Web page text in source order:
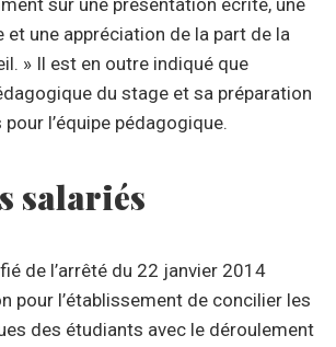
sur une présentation écrite, une
et une appréciation de la part de la
» Il est en outre indiqué que
du stage et sa préparation
l’équipe pédagogique.
salariés
de l’arrêté du 22 janvier 2014
pour l’établissement de concilier les
des étudiants avec le déroulement